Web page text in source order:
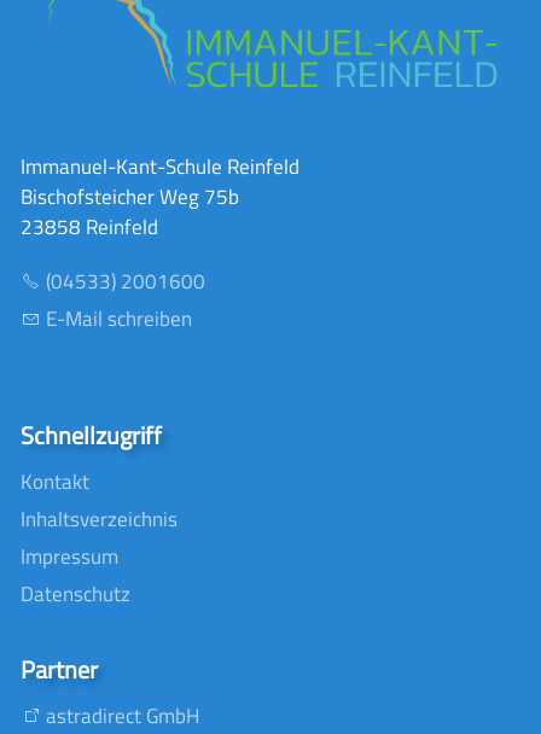
Immanuel-Kant-Schule Reinfeld
Bischofsteicher Weg 75b
23858 Reinfeld
(04533) 2001600
E-Mail schreiben
Schnellzugriff
Kontakt
Inhaltsverzeichnis
Impressum
Datenschutz
Partner
astradirect GmbH